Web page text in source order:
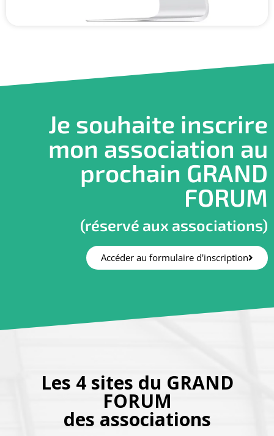
Je souhaite inscrire
mon association au
prochain GRAND
FORUM
(réservé aux associations)
Accéder au formulaire d'inscription
Les 4 sites du GRAND
FORUM
des associations